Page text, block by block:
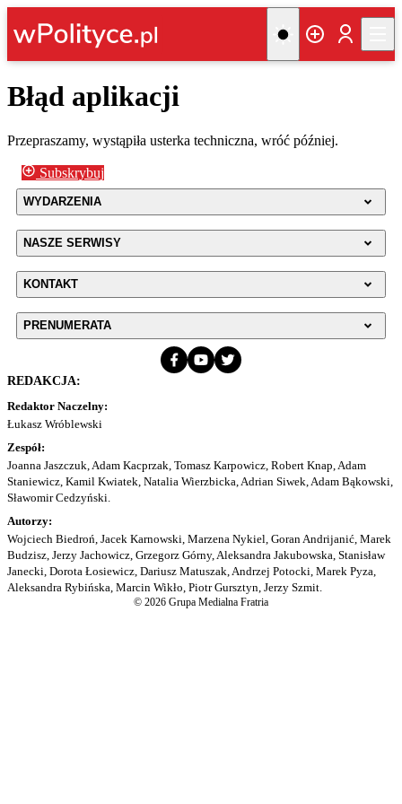
Błąd aplikacji
Przepraszamy, wystąpiła usterka techniczna, wróć później.
Subskrybuj
WYDARZENIA
NASZE SERWISY
KONTAKT
PRENUMERATA
REDAKCJA:
Redaktor Naczelny:
Łukasz Wróblewski
Zespół:
Joanna Jaszczuk, Adam Kacprzak, Tomasz Karpowicz, Robert Knap, Adam
Staniewicz, Kamil Kwiatek, Natalia Wierzbicka, Adrian Siwek, Adam Bąkowski,
Sławomir Cedzyński.
Autorzy:
Wojciech Biedroń, Jacek Karnowski, Marzena Nykiel, Goran Andrijanić, Marek
Budzisz, Jerzy Jachowicz, Grzegorz Górny, Aleksandra Jakubowska, Stanisław
Janecki, Dorota Łosiewicz, Dariusz Matuszak, Andrzej Potocki, Marek Pyza,
Aleksandra Rybińska, Marcin Wikło, Piotr Gursztyn, Jerzy Szmit.
© 2026 Grupa Medialna Fratria